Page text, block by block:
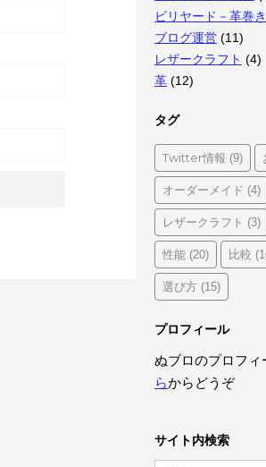
ビリヤード－革巻き
ブログ運営 (11)
レザークラフト (4)
革 (12)
タグ
Twitter情報 (9)
オーダーメイド (4)
レザークラフト (3)
性能 (20) 比較
選び方 (15)
プロフィール
ぬブロのプロフィ
らからどうぞ
サイト内検索